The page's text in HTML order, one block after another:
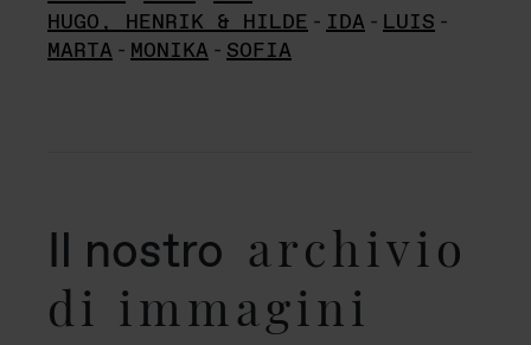
HUGO, HENRIK & HILDE - IDA - LUIS -
MARTA - MONIKA - SOFIA
Il nostro archivio
di immagini